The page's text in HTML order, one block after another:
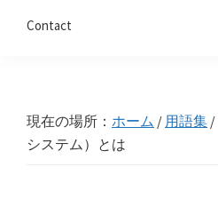
Contact
現在の場所： ホーム / 用語集 /
システム）とは